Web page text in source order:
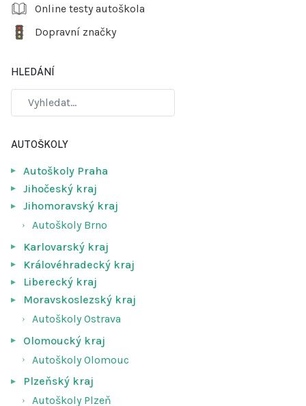
Online testy autoškola
Dopravní značky
HLEDÁNÍ
AUTOŠKOLY
Autoškoly Praha
Jihočeský kraj
Jihomoravský kraj
Autoškoly Brno
Karlovarský kraj
Královéhradecký kraj
Liberecký kraj
Moravskoslezský kraj
Autoškoly Ostrava
Olomoucký kraj
Autoškoly Olomouc
Plzeňský kraj
Autoškoly Plzeň